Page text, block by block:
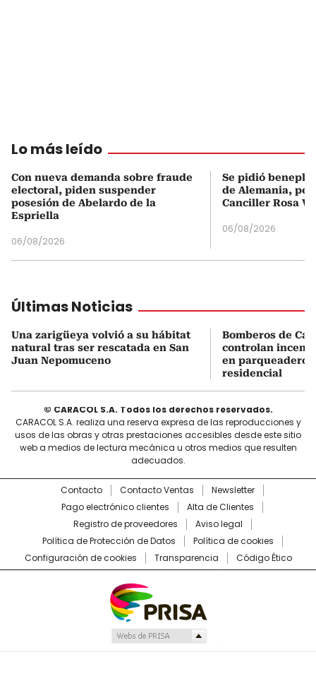
Lo más leído
Con nueva demanda sobre fraude
electoral, piden suspender
posesión de Abelardo de la
Espriella
06/08/2026
Se pidió
de Alemania,
Canciller Rosa
06/08/2026
Últimas Noticias
Una zarigüeya volvió a su hábitat
natural tras ser rescatada en San
Juan Nepomuceno
Bomberos de
controlan
en parqueadero
residencial
© CARACOL S.A. Todos los derechos reservados.
CARACOL S.A. realiza una reserva expresa de las reproducciones y
usos de las obras y otras prestaciones accesibles desde este sitio
web a medios de lectura mecánica u otros medios que resulten
adecuados.
Contacto Contacto Ventas
Newsletter
Pago electrónico clientes
Alta de Clientes
Registro de proveedores
Aviso legal
Política de Protección de Datos
Política de cookies
Configuración de cookies
Transparencia Código Ético